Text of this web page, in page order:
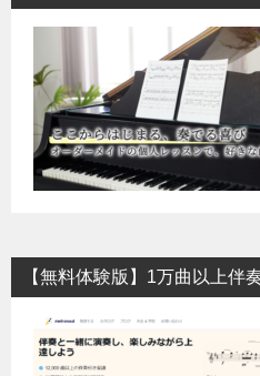
【無料体験版】1万曲以上伴